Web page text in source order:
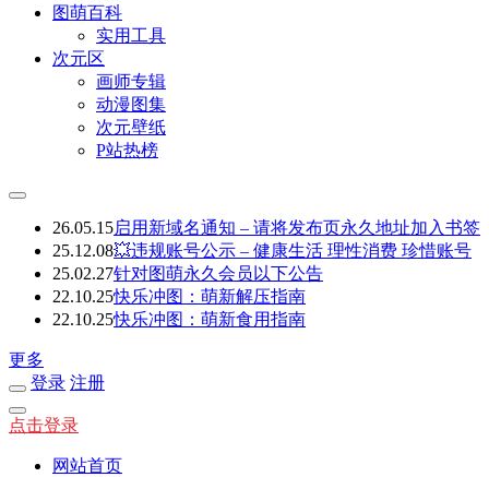
图萌百科
实用工具
次元区
画师专辑
动漫图集
次元壁纸
P站热榜
26.05.15启用新域名通知 – 请将发布页永久地址加入书签
25.12.08💥违规账号公示 – 健康生活 理性消费 珍惜账号
25.02.27针对图萌永久会员以下公告
22.10.25快乐冲图：萌新解压指南
22.10.25快乐冲图：萌新食用指南
更多
登录 注册
点击登录
网站首页